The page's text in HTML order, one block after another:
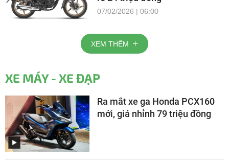
07/02/2026 | 06:00
XEM THÊM
XE MÁY - XE ĐẠP
Ra mắt xe ga Honda PCX160
mới, giá nhỉnh 79 triệu đồng